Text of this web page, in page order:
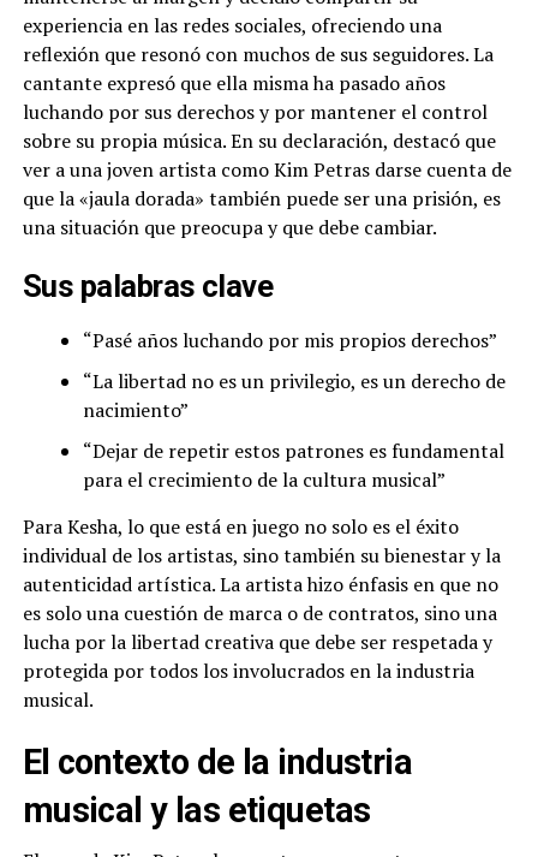
experiencia en las redes sociales, ofreciendo una
reflexión que resonó con muchos de sus seguidores. La
cantante expresó que ella misma ha pasado años
luchando por sus derechos y por mantener el control
sobre su propia música. En su declaración, destacó que
ver a una joven artista como Kim Petras darse cuenta de
que la «jaula dorada» también puede ser una prisión, es
una situación que preocupa y que debe cambiar.
Sus palabras clave
“Pasé años luchando por mis propios derechos”
“La libertad no es un privilegio, es un derecho de
nacimiento”
“Dejar de repetir estos patrones es fundamental
para el crecimiento de la cultura musical”
Para Kesha, lo que está en juego no solo es el éxito
individual de los artistas, sino también su bienestar y la
autenticidad artística. La artista hizo énfasis en que no
es solo una cuestión de marca o de contratos, sino una
lucha por la libertad creativa que debe ser respetada y
protegida por todos los involucrados en la industria
musical.
El contexto de la industria
musical y las etiquetas